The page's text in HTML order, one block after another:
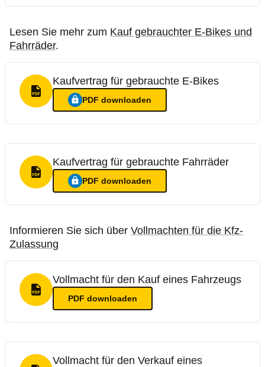
Lesen Sie mehr zum Kauf gebrauchter E-Bikes und
Fahrräder.
PDF Format
Kaufvertrag für gebrauchte E-Bikes
Ein Login ist nötig für
PDF downloaden
Kaufvertrag für gebrauchte E-Bikes
PDF Format
Kaufvertrag für gebrauchte Fahrräder
Ein Login ist nötig für
PDF downloaden
Kaufvertrag für gebrauchte Fahrräder
Informieren Sie sich über Vollmachten für die Kfz-
Zulassung
PDF Format
Vollmacht für den Kauf eines Fahrzeugs
PDF downloaden
Vollmacht für den Verkauf eines